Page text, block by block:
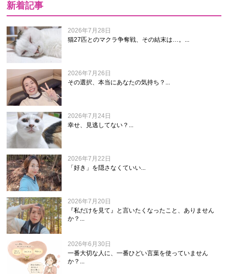
新着記事
2026年7月28日
猫27匹とのマクラ争奪戦、その結末は…。...
2026年7月26日
その選択、本当にあなたの気持ち？...
2026年7月24日
幸せ、見逃してない？...
2026年7月22日
「好き」を隠さなくていい...
2026年7月20日
『私だけを見て』と言いたくなったこと、ありません
か？...
2026年6月30日
一番大切な人に、一番ひどい言葉を使っていません
か？...